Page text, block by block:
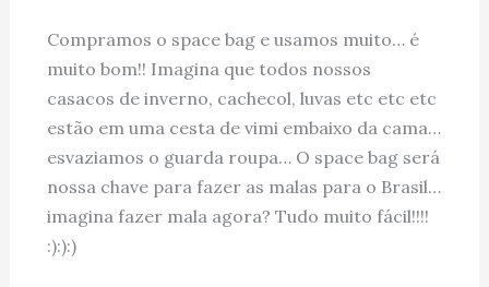
Compramos o space bag e usamos muito… é
muito bom!! Imagina que todos nossos
casacos de inverno, cachecol, luvas etc etc etc
estão em uma cesta de vimi embaixo da cama…
esvaziamos o guarda roupa… O space bag será
nossa chave para fazer as malas para o Brasil…
imagina fazer mala agora? Tudo muito fácil!!!!
:):):)